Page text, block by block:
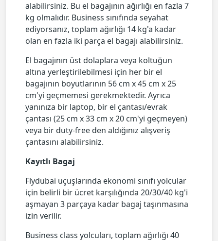
alabilirsiniz. Bu el bagajının ağırlığı en fazla 7
kg olmalıdır. Business sınıfında seyahat
ediyorsanız, toplam ağırlığı 14 kg'a kadar
olan en fazla iki parça el bagajı alabilirsiniz.
El bagajının üst dolaplara veya koltuğun
altına yerleştirilebilmesi için her bir el
bagajının boyutlarının 56 cm x 45 cm x 25
cm'yi geçmemesi gerekmektedir. Ayrıca
yanınıza bir laptop, bir el çantası/evrak
çantası (25 cm x 33 cm x 20 cm'yi geçmeyen)
veya bir duty-free den aldığınız alışveriş
çantasını alabilirsiniz.
Kayıtlı Bagaj
Flydubai uçuşlarında ekonomi sınıfı yolcular
için belirli bir ücret karşılığında 20/30/40 kg'i
aşmayan 3 parçaya kadar bagaj taşınmasına
izin verilir.
Business class yolcuları, toplam ağırlığı 40